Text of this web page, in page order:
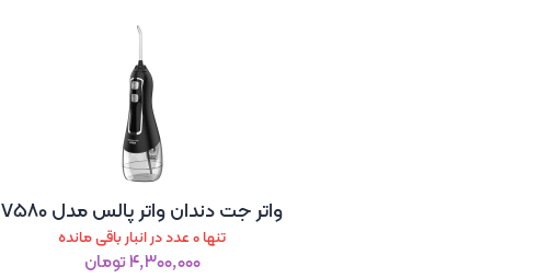
واتر جت دندان واتر پالس مدل V580
تنها 0 عدد در انبار باقی مانده
۴٬۳۰۰٬۰۰۰ تومان